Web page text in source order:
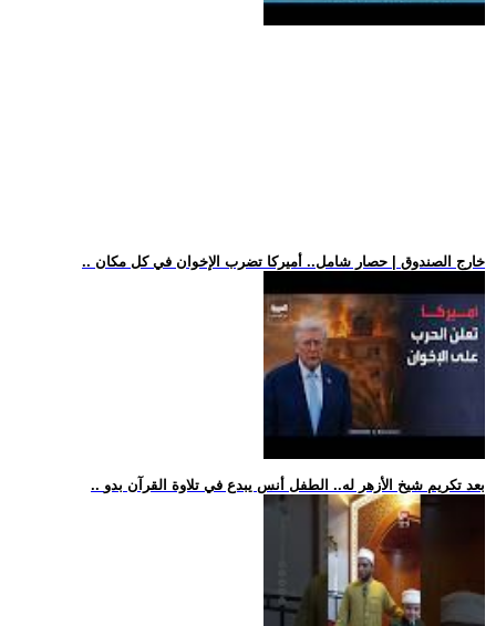
.. خارج الصندوق | حصار شامل.. أميركا تضرب الإخوان في كل مكان
.. بعد تكريم شيخ الأزهر له.. الطفل أنس يبدع في تلاوة القرآن بدو